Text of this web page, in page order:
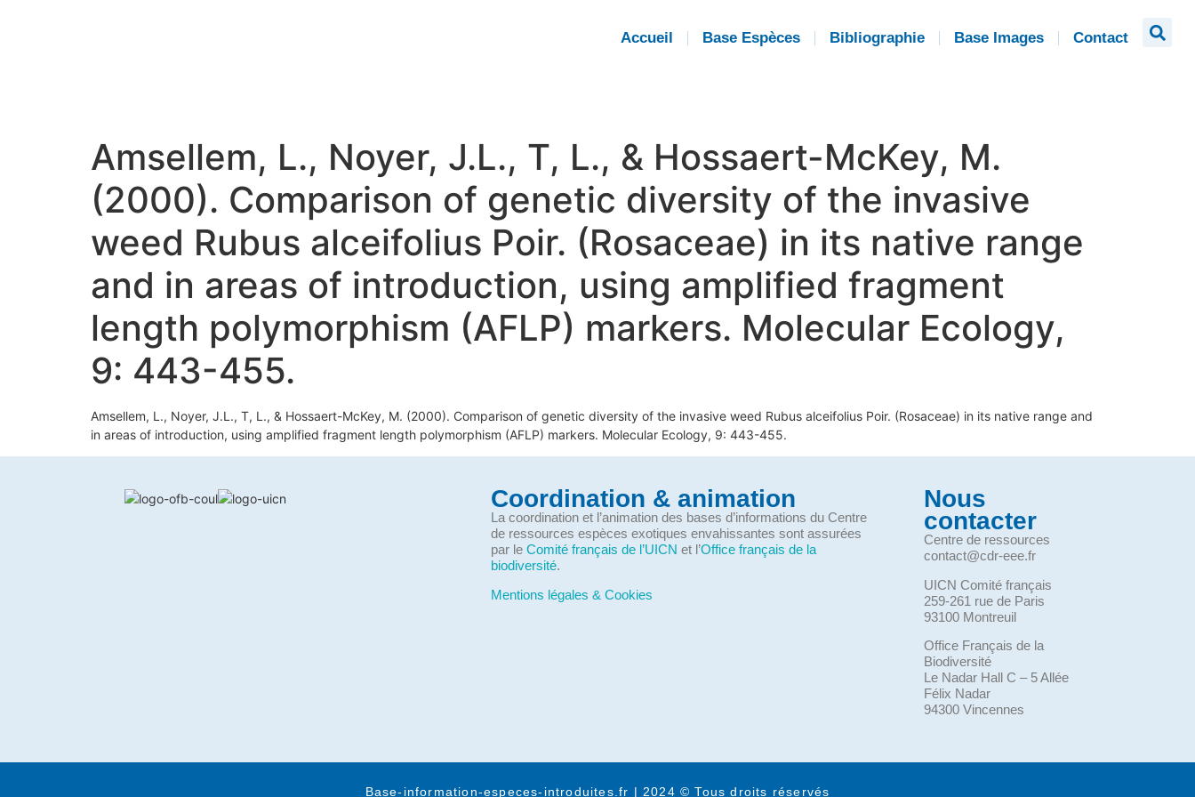
Accueil Base Espèces Bibliographie Base Images Contact
Amsellem, L., Noyer, J.L., T, L., & Hossaert-McKey, M.
(2000). Comparison of genetic diversity of the invasive
weed Rubus alceifolius Poir. (Rosaceae) in its native range
and in areas of introduction, using amplified fragment
length polymorphism (AFLP) markers. Molecular Ecology,
9: 443-455.
Amsellem, L., Noyer, J.L., T, L., & Hossaert-McKey, M. (2000). Comparison of genetic diversity of the invasive weed Rubus alceifolius Poir. (Rosaceae) in its native range and
in areas of introduction, using amplified fragment length polymorphism (AFLP) markers. Molecular Ecology, 9: 443-455.
Coordination & animation
La coordination et l’animation des bases d’informations du Centre
de ressources espèces exotiques envahissantes sont assurées
par le Comité français de l’UICN et l’Office français de la
biodiversité.
Mentions légales & Cookies
Nous
contacter
Centre de ressources
contact@cdr-eee.fr
UICN Comité français
259-261 rue de Paris
93100 Montreuil
Office Français de la
Biodiversité
Le Nadar Hall C – 5 Allée
Félix Nadar
94300 Vincennes
Base-information-especes-introduites.fr | 2024 © Tous droits réservés